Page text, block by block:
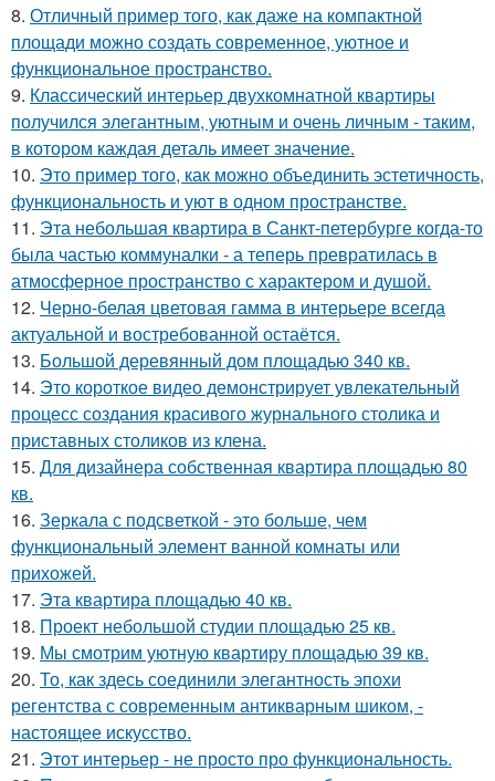
8. Отличный пример того, как даже на компактной
площади можно создать современное, уютное и
функциональное пространство.
9. Классический интерьер двухкомнатной квартиры
получился элегантным, уютным и очень личным - таким,
в котором каждая деталь имеет значение.
10. Это пример того, как можно объединить эстетичность,
функциональность и уют в одном пространстве.
11. Эта небольшая квартира в Санкт-петербурге когда-то
была частью коммуналки - а теперь превратилась в
атмосферное пространство с характером и душой.
12. Черно-белая цветовая гамма в интерьере всегда
актуальной и востребованной остаётся.
13. Большой деревянный дом площадью 340 кв.
14. Это короткое видео демонстрирует увлекательный
процесс создания красивого журнального столика и
приставных столиков из клена.
15. Для дизайнера собственная квартира площадью 80
кв.
16. Зеркала с подсветкой - это больше, чем
функциональный элемент ванной комнаты или
прихожей.
17. Эта квартира площадью 40 кв.
18. Проект небольшой студии площадью 25 кв.
19. Мы смотрим уютную квартиру площадью 39 кв.
20. То, как здесь соединили элегантность эпохи
регентства с современным антикварным шиком, -
настоящее искусство.
21. Этот интерьер - не просто про функциональность.